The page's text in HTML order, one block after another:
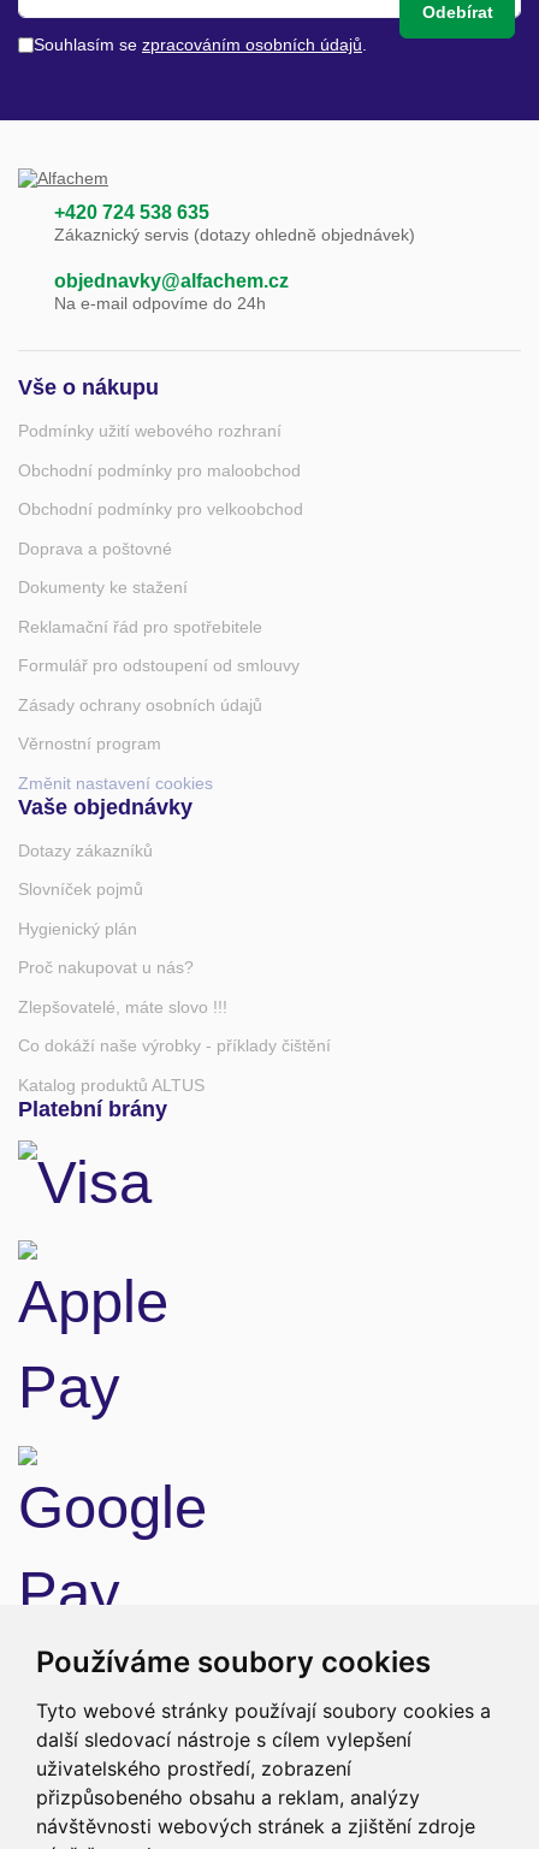
Používáme soubory cookies
Tyto webové stránky používají soubory cookies a
další sledovací nástroje s cílem vylepšení
uživatelského prostředí, zobrazení
přizpůsobeného obsahu a reklam, analýzy
návštěvnosti webových stránek a zjištění zdroje
Odebírat
Souhlasím se zpracováním osobních údajů
+420 724 538 635
Zákaznický servis (dotazy ohledně objednávek)
objednavky@alfachem.cz
Na e-mail odpovíme do 24h
Vše o nákupu
Podmínky užití webového rozhraní
Obchodní podmínky pro maloobchod
Obchodní podmínky pro velkoobchod
Doprava a poštovné
Dokumenty ke stažení
Reklamační řád pro spotřebitele
Formulář pro odstoupení od smlouvy
Zásady ochrany osobních údajů
Věrnostní program
Změnit nastavení cookies
Vaše objednávky
Dotazy zákazníků
Slovníček pojmů
Hygienický plán
Proč nakupovat u nás?
Zlepšovatelé, máte slovo !!!
Co dokáží naše výrobky - příklady čištění
Katalog produktů ALTUS
Platební brány
Doprava